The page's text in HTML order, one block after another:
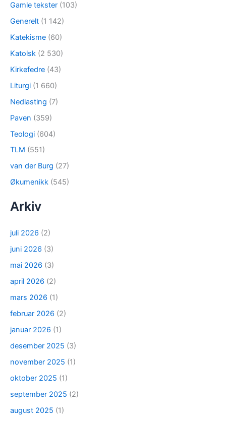
Gamle tekster (103)
Generelt (1 142)
Katekisme (60)
Katolsk (2 530)
Kirkefedre (43)
Liturgi (1 660)
Nedlasting (7)
Paven (359)
Teologi (604)
TLM (551)
van der Burg (27)
Økumenikk (545)
Arkiv
juli 2026 (2)
juni 2026 (3)
mai 2026 (3)
april 2026 (2)
mars 2026 (1)
februar 2026 (2)
januar 2026 (1)
desember 2025 (3)
november 2025 (1)
oktober 2025 (1)
september 2025 (2)
august 2025 (1)